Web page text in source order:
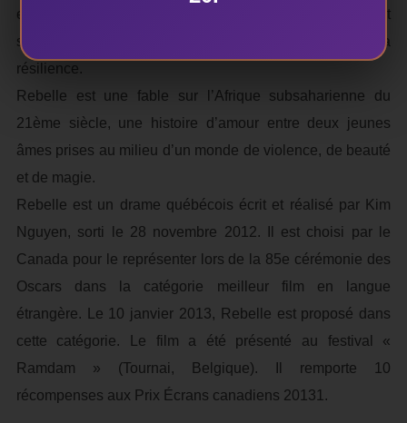
ensemble, Komona et Le Magicien tombent amoureux et
s’évadent pour vivre leur amour et trouver la voie de la
résilience.
Rebelle est une fable sur l’Afrique subsaharienne du
21ème siècle, une histoire d’amour entre deux jeunes
âmes prises au milieu d’un monde de violence, de beauté
et de magie.
Rebelle est un drame québécois écrit et réalisé par Kim
Nguyen, sorti le 28 novembre 2012. Il est choisi par le
Canada pour le représenter lors de la 85e cérémonie des
Oscars dans la catégorie meilleur film en langue
étrangère. Le 10 janvier 2013, Rebelle est proposé dans
cette catégorie. Le film a été présenté au festival «
Ramdam » (Tournai, Belgique). Il remporte 10
récompenses aux Prix Écrans canadiens 20131.